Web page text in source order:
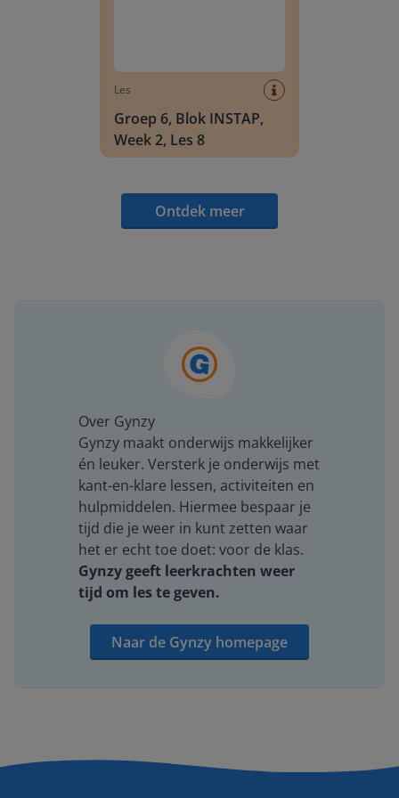
Les
Groep 6, Blok INSTAP,
Week 2, Les 8
Ontdek meer
Over Gynzy
Gynzy maakt onderwijs makkelijker
én leuker. Versterk je onderwijs met
kant-en-klare lessen, activiteiten en
hulpmiddelen. Hiermee bespaar je
tijd die je weer in kunt zetten waar
het er echt toe doet: voor de klas.
Gynzy geeft leerkrachten weer
tijd om les te geven.
Naar de Gynzy homepage